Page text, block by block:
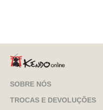
SOBRE NÓS
TROCAS E DEVOLUÇÕES